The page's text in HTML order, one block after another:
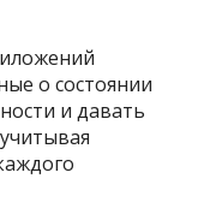
о состоянии
и давать